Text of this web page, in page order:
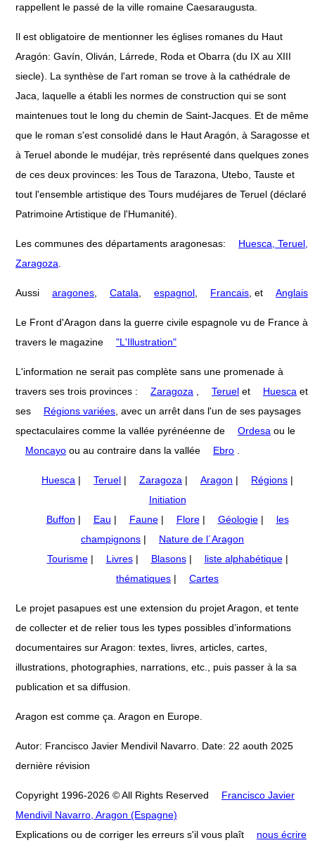
rappellent le passé de la ville romaine Caesaraugusta.
Il est obligatoire de mentionner les églises romanes du Haut
Aragón: Gavín, Oliván, Lárrede, Roda et Obarra (du IX au XIII
siecle). La synthèse de l'art roman se trove à la cathédrale de
Jaca, laquelle a établi les normes de construction qui se sont
maintenues tout le long du chemin de Saint-Jacques. Et de même
que le roman s'est consolidé dans le Haut Aragón, à Saragosse et
à Teruel abonde le mudéjar, très représenté dans quelques zones
de ces deux provinces: les Tous de Tarazona, Utebo, Tauste et
tout l'ensemble artistique des Tours mudéjares de Teruel (déclaré
Patrimoine Artistique de l'Humanité).
Les communes des départaments aragonesas:
Huesca, Teruel,
Zaragoza.
Aussi aragones, Catala, espagnol, Francais, et Anglais
Le Front d'Aragon dans la guerre civile espagnole vu de France à
travers le magazine
"L'Illustration"
L'information ne serait pas complète sans une promenade à
travers ses trois provinces :
Zaragoza , Teruel et Huesca et
ses
Régions variées, avec un arrêt dans l'un de ses paysages
spectaculaires comme la vallée pyrénéenne de
Ordesa ou le
Moncayo ou au contraire dans la vallée Ebro .
Huesca | Teruel | Zaragoza | Aragon | Régions |
Initiation
Buffon | Eau | Faune| Flore| Géologie|
les
champignons |
Nature de l´Aragon
Tourisme| Livres| Blasons| liste alphabétique|
thématiques | Cartes
Le projet pasapues est une extension du projet Aragon, et tente
de collecter et de relier tous les types possibles d’informations
documentaires sur Aragon: textes, livres, articles, cartes,
illustrations, photographies, narrations, etc., puis passer à la sa
publication et sa diffusion.
Aragon est comme ça. Aragon en Europe.
Autor: Francisco Javier Mendivil Navarro. Date: 22 aouth 2025
dernière révision
Copyright 1996-2026 © All Rights Reserved
Francisco Javier
Mendivil Navarro, Aragon (Espagne)
Explications ou de corriger les erreurs s'il vous plaît
nous écrire